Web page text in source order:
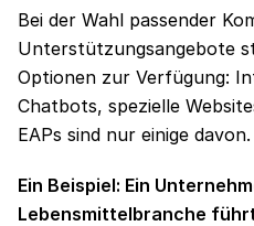
Bei der Wahl passender
Unterstützungsangebote
Optionen zur Verfügung:
Chatbots, spezielle
EAPs sind nur einige davon.
Ein Beispiel: Ein
Lebensmittelbranche